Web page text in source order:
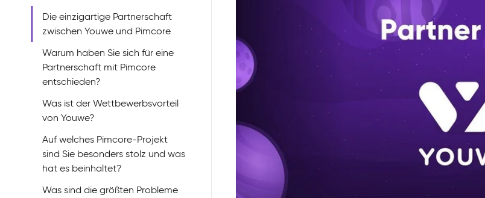
Die einzigartige Partnerschaft
zwischen Youwe und Pimcore
Warum haben Sie sich für eine
Partnerschaft mit Pimcore
entschieden?
Was ist der Wettbewerbsvorteil
von Youwe?
Auf welches Pimcore-Projekt
sind Sie besonders stolz und was
hat es beinhaltet?
Was sind die größten Probleme